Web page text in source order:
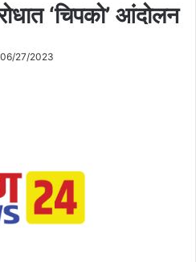
‘चिपको’ आंदोलन
06/27/2023